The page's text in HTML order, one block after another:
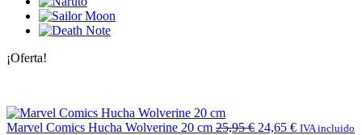
¡Oferta!
Marvel Comics Hucha Wolverine 20 cm 25,95€ 24,65 € IVA incluido